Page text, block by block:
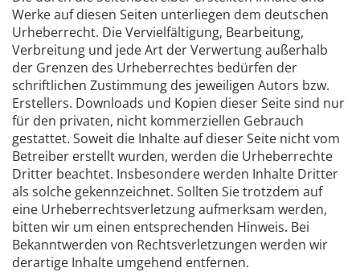
Werke auf diesen Seiten unterliegen dem deutschen
Urheberrecht. Die Vervielfältigung, Bearbeitung,
Verbreitung und jede Art der Verwertung außerhalb
der Grenzen des Urheberrechtes bedürfen der
schriftlichen Zustimmung des jeweiligen Autors bzw.
Erstellers. Downloads und Kopien dieser Seite sind nur
für den privaten, nicht kommerziellen Gebrauch
gestattet. Soweit die Inhalte auf dieser Seite nicht vom
Betreiber erstellt wurden, werden die Urheberrechte
Dritter beachtet. Insbesondere werden Inhalte Dritter
als solche gekennzeichnet. Sollten Sie trotzdem auf
eine Urheberrechtsverletzung aufmerksam werden,
bitten wir um einen entsprechenden Hinweis. Bei
Bekanntwerden von Rechtsverletzungen werden wir
derartige Inhalte umgehend entfernen.